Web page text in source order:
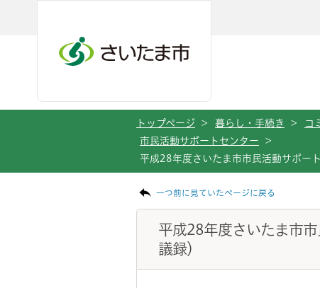
トップページ > 暮らし・手続き > コ
市民活動サポートセンター
>
平成28年度さいたま市市民活動サポー
一つ前に見ていたページに戻る
平成28年度さいたま市
議録）